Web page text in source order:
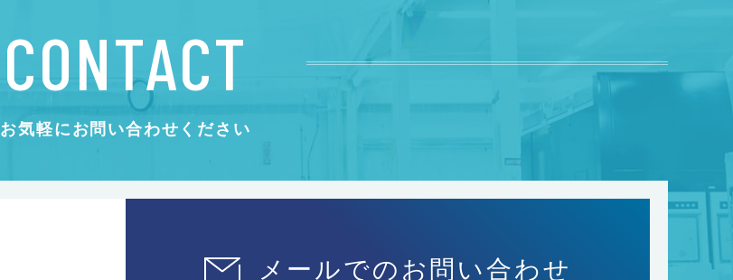
CONTACT
お気軽にお問い合わせください
メールでのお問い合わせ